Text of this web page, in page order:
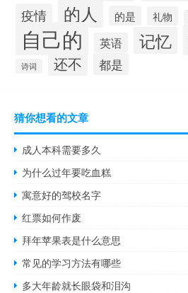
疫情 的人 的是 礼物
自己的 英语 记忆
诗词 还不 都是
猜你想看的文章
成人本科需要多久
为什么过年要吃血糕
寓意好的驾校名字
红票如何作废
拜年苹果表是什么意思
常见的学习方法有哪些
多大年龄就长眼袋和泪沟